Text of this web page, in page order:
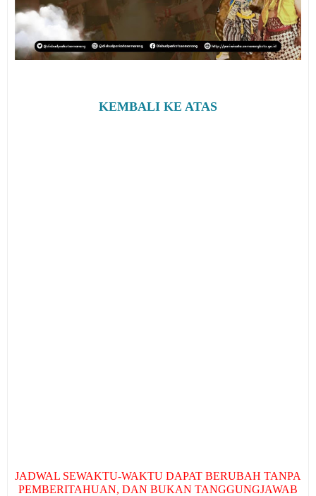
KEMBALI KE ATAS
JADWAL SEWAKTU-WAKTU DAPAT BERUBAH TANPA
PEMBERITAHUAN, DAN BUKAN TANGGUNGJAWAB